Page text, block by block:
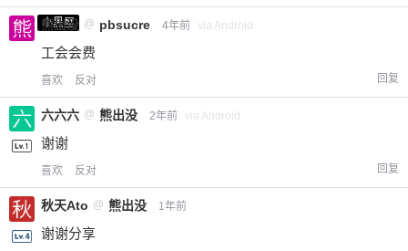
小黑屋
熊出没 @ pbsucre 4年前 via Android
工会会费
喜欢 反对 回复
六六六 @ 熊出没 2年前 via Android
谢谢
喜欢 反对 回复
秋天Ato @ 熊出没 1年前
谢谢分享